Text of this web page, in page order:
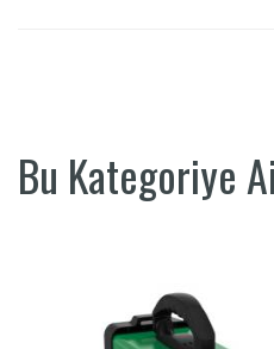
Bu Kategoriye